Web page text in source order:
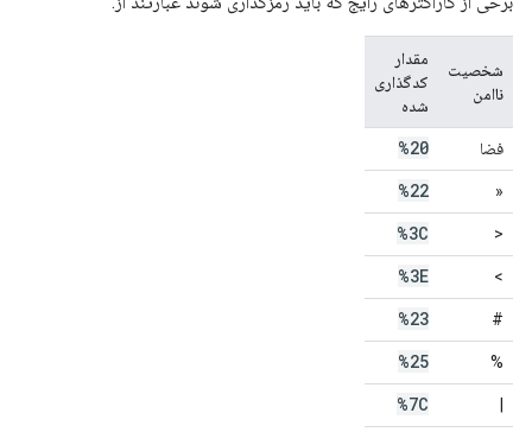
شخصیت
ناامن
مقدار
کدگذاری
شده
فضا %20
«
%22
<
%3C
>
%3E
#
%23
%
%25
%7C